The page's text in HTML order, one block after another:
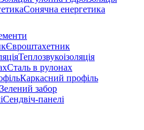
Сонячна енергетика
Євроштахетник
Теплозвукоізоляція
Сталь в рулонах
Каркасний профіль
Зелений забор
Сендвіч-панелі